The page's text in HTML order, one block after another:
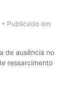
Publicado em
de ausência no
ressarcimento